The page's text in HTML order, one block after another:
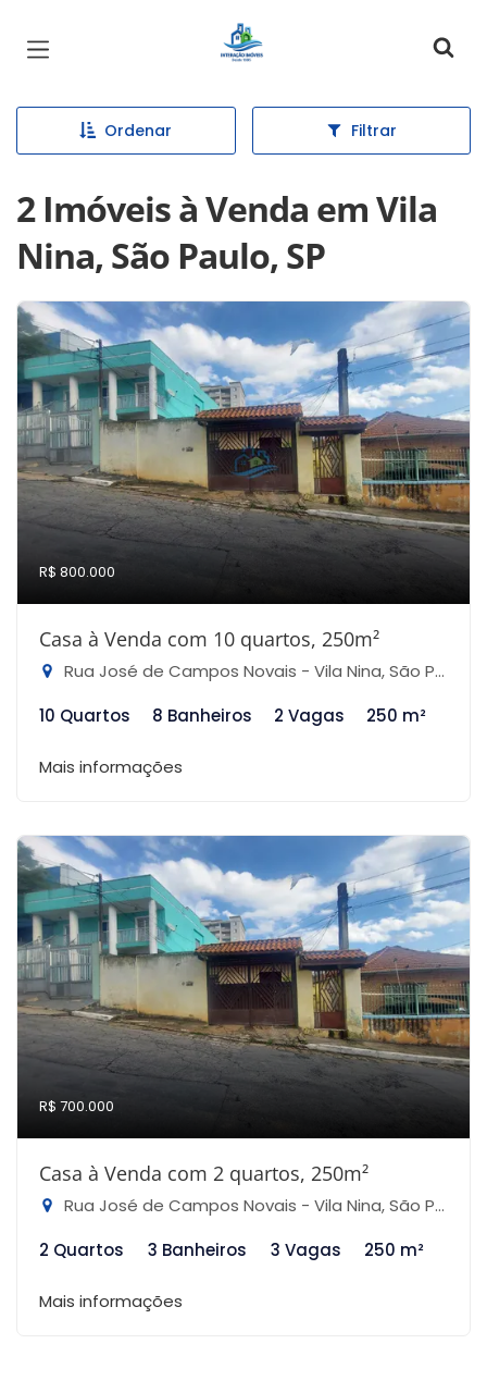
Página inicial
Ordenar Filtrar
2 Imóveis à Venda em Vila
Nina, São Paulo, SP
R$ 800.000
Casa à Venda com 10 quartos, 250m²
Rua José de Campos Novais - Vila Nina, São Paulo-SP
10 Quartos
8 Banheiros 2 Vagas 250 m²
Mais informações
R$ 700.000
Casa à Venda com 2 quartos, 250m²
Rua José de Campos Novais - Vila Nina, São Paulo-SP
2 Quartos
3 Banheiros 3 Vagas 250 m²
Mais informações